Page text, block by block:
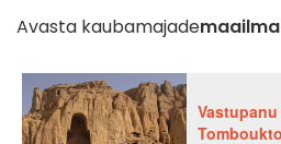
Avasta kaubamajademaailma